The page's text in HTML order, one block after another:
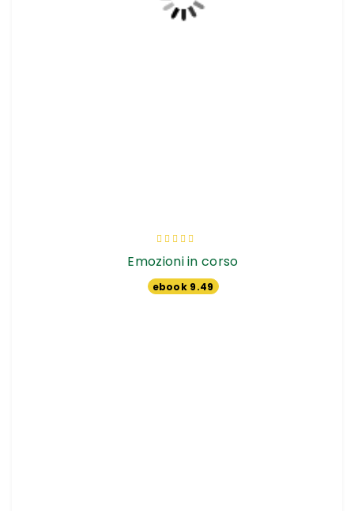
Valutazione:
Emozioni in corso
ebook 9.49